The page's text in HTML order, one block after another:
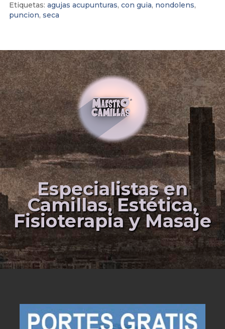
Etiquetas: agujas acupunturas, con guia, nondolens,
puncion, seca
Especialistas en
Camillas, Estética,
Fisioterapia y Masaje